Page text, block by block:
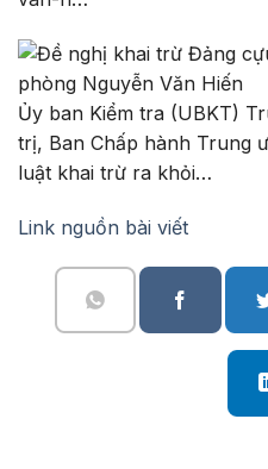
Ủy ban Kiểm tra (UBKT)
trị, Ban Chấp hành Trung
luật khai trừ ra khỏi…
Link nguồn bài viết